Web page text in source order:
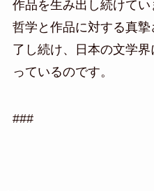
作品を生み出し続けて
哲学と作品に対する真
了し続け、日本の文学
っているのです。
###